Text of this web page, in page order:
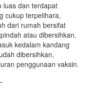
luas dan terdapat
cukup terpelihara,
dari rumah bersifat
atau dibersihkan.
kedalam kandang
dibersihkan,
penggunaan vaksin.